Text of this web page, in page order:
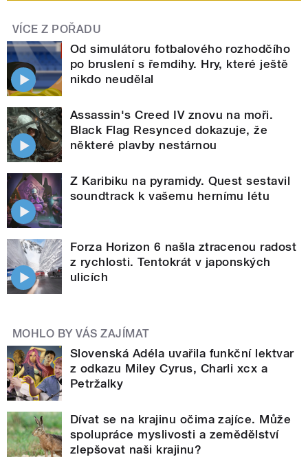
VÍCE Z POŘADU
Od simulátoru fotbalového rozhodčího
po bruslení s řemdihy. Hry, které ještě
nikdo neudělal
Assassin's Creed IV znovu na moři.
Black Flag Resynced dokazuje, že
některé plavby nestárnou
Z Karibiku na pyramidy. Quest sestavil
soundtrack k vašemu hernímu létu
Forza Horizon 6 našla ztracenou radost
z rychlosti. Tentokrát v japonských
ulicích
MOHLO BY VÁS ZAJÍMAT
Slovenská Adéla uvařila funkční lektvar
z odkazu Miley Cyrus, Charli xcx a
Petržalky
Dívat se na krajinu očima zajíce. Může
spolupráce myslivosti a zemědělství
zlepšovat naši krajinu?